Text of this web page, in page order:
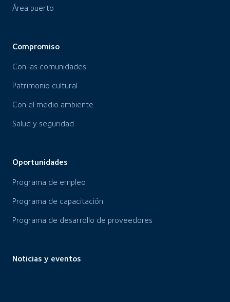
Área puerto
Compromiso
Con las comunidades
Patrimonio cultural
Con el medio ambiente
Salud y seguridad
Oportunidades
Programa de empleo
Programa de capacitación
Programa de desarrollo de proveedores
Noticias y eventos